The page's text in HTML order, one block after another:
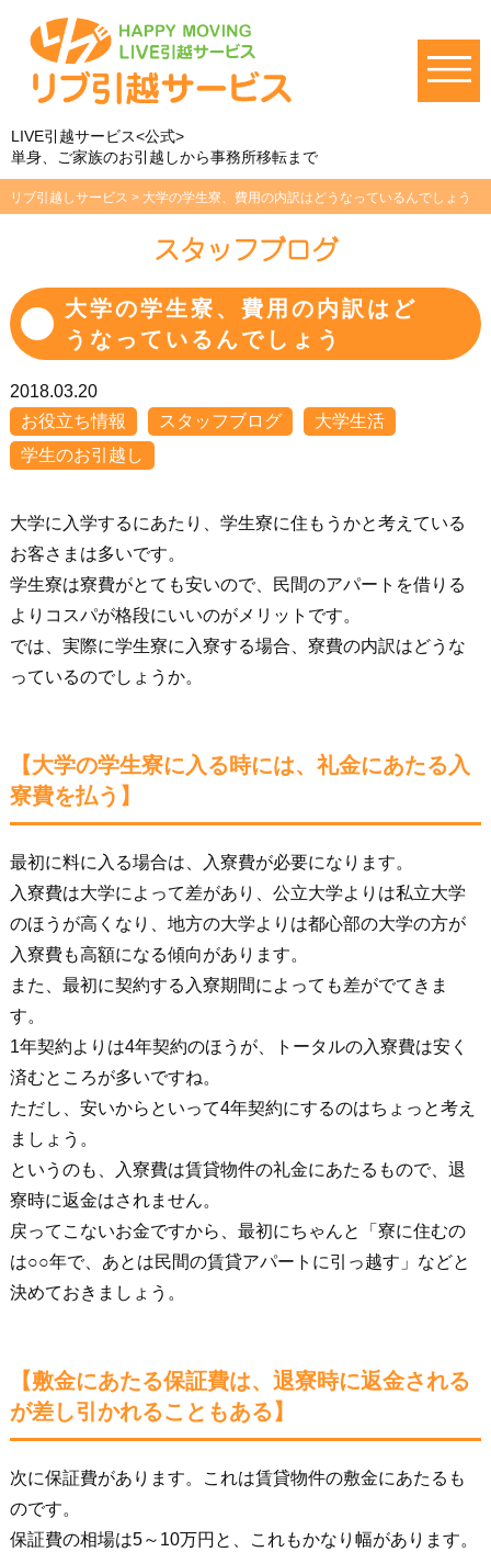
LIVE引越サービス<公式>
単身、ご家族のお引越しから事務所移転まで
リブ引越しサービス > 大学の学生寮、費用の内訳はどうなっているんでしょう
スタッフブログ
大学の学生寮、費用の内訳はど
うなっているんでしょう
2018.03.20
お役立ち情報
スタッフブログ
大学生活
学生のお引越し
大学に入学するにあたり、学生寮に住もうかと考えている
お客さまは多いです。
学生寮は寮費がとても安いので、民間のアパートを借りる
よりコスパが格段にいいのがメリットです。
では、実際に学生寮に入寮する場合、寮費の内訳はどうな
っているのでしょうか。
【大学の学生寮に入る時には、礼金にあたる入
寮費を払う】
最初に料に入る場合は、入寮費が必要になります。
入寮費は大学によって差があり、公立大学よりは私立大学
のほうが高くなり、地方の大学よりは都心部の大学の方が
入寮費も高額になる傾向があります。
また、最初に契約する入寮期間によっても差がでてきま
す。
1年契約よりは4年契約のほうが、トータルの入寮費は安く
済むところが多いですね。
ただし、安いからといって4年契約にするのはちょっと考え
ましょう。
というのも、入寮費は賃貸物件の礼金にあたるもので、退
寮時に返金はされません。
戻ってこないお金ですから、最初にちゃんと「寮に住むの
は○○年で、あとは民間の賃貸アパートに引っ越す」などと
決めておきましょう。
【敷金にあたる保証費は、退寮時に返金される
が差し引かれることもある】
次に保証費があります。これは賃貸物件の敷金にあたるも
のです。
保証費の相場は5～10万円と、これもかなり幅があります。